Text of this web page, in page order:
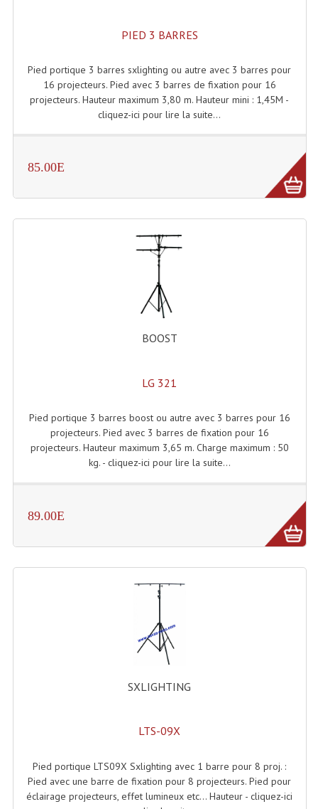
Digital Package Et Logiciel
Enregistreur Numérique
Platines Dvd Pour Dj
Microphones Filaires
Micro Sans Fil HF VHF 200MHZ
Micros De Studio
Microphones De Surface
Portes Voix Mégaphones
Pupitre Pour Discours
Tables De Mixage DJ
Controleurs DJ USB / MP3
Consoles Sono Et Studio
Consoles Numériques
Consoles Amplifiées
Changeurs De Couleurs
Déco Light
PIED 3 BARRES
Pied portique 3 barres sxlighting ou autre avec 3 barres pour
16 projecteurs. Pied avec 3 barres de fixation pour 16
projecteurs. Hauteur maximum 3,80 m. Hauteur mini : 1,45M -
cliquez-ici pour lire la suite...
85.00E
BOOST
LG 321
Pied portique 3 barres boost ou autre avec 3 barres pour 16
projecteurs. Pied avec 3 barres de fixation pour 16
projecteurs. Hauteur maximum 3,65 m. Charge maximum : 50
kg. - cliquez-ici pour lire la suite...
89.00E
SXLIGHTING
LTS-09X
Pied portique LTS09X Sxlighting avec 1 barre pour 8 proj. :
Pied avec une barre de fixation pour 8 projecteurs. Pied pour
éclairage projecteurs, effet lumineux etc... Hauteur - cliquez-ici